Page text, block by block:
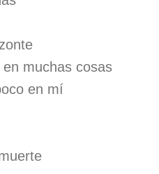
muchas cosas
en mí